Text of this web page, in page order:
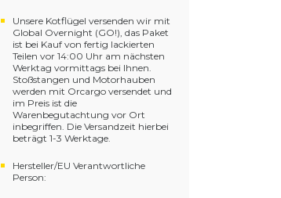
Unsere Kotflügel versenden wir mit
Global Overnight (GO!), das Paket
ist bei Kauf von fertig lackierten
Teilen vor 14:00 Uhr am nächsten
Werktag vormittags bei Ihnen.
Stoßstangen und Motorhauben
werden mit Orcargo versendet und
im Preis ist die
Warenbegutachtung vor Ort
inbegriffen. Die Versandzeit hierbei
beträgt 1-3 Werktage.
Hersteller/EU Verantwortliche
Person: